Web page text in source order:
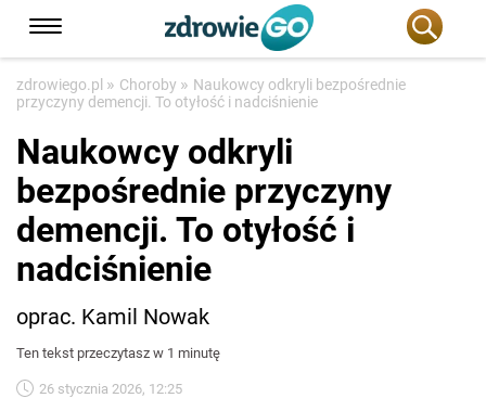
zdrowiego.pl » Choroby » Naukowcy odkryli bezpośrednie
przyczyny demencji. To otyłość i nadciśnienie
Naukowcy odkryli
bezpośrednie przyczyny
demencji. To otyłość i
nadciśnienie
oprac. Kamil Nowak
Ten tekst przeczytasz w 1 minutę
26 stycznia 2026, 12:25